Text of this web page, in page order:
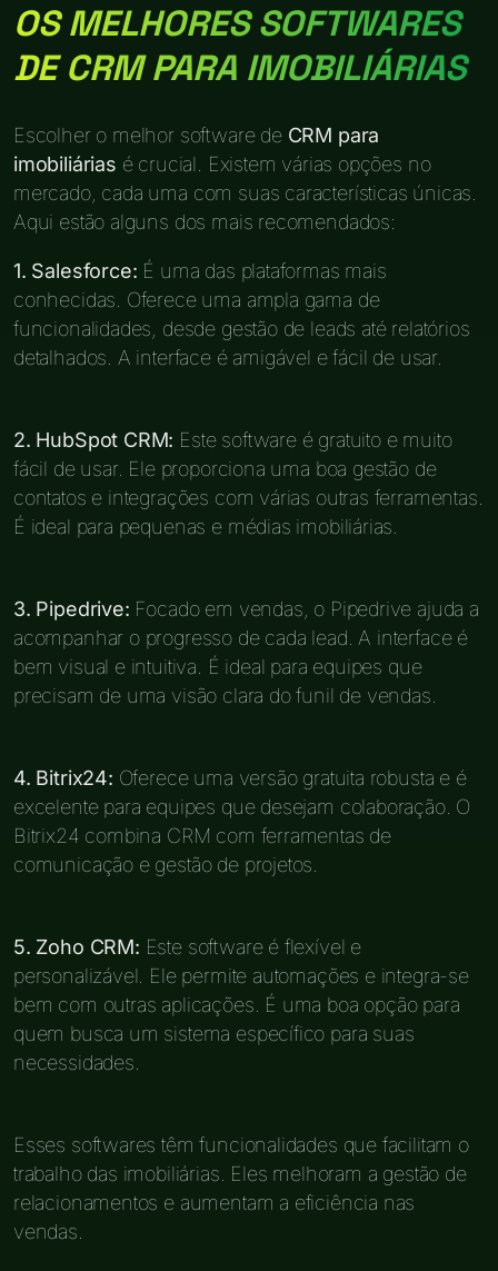
OS MELHORES SOFTWARES
DE CRM PARA IMOBILIÁRIAS
Escolher o melhor software de CRM para
imobiliárias é crucial. Existem várias opções no
mercado, cada uma com suas características únicas.
Aqui estão alguns dos mais recomendados:
1. Salesforce: É uma das plataformas mais
conhecidas. Oferece uma ampla gama de
funcionalidades, desde gestão de leads até relatórios
detalhados. A interface é amigável e fácil de usar.
2. HubSpot CRM: Este software é gratuito e muito
fácil de usar. Ele proporciona uma boa gestão de
contatos e integrações com várias outras ferramentas.
É ideal para pequenas e médias imobiliárias.
3. Pipedrive: Focado em vendas, o Pipedrive ajuda a
acompanhar o progresso de cada lead. A interface é
bem visual e intuitiva. É ideal para equipes que
precisam de uma visão clara do funil de vendas.
4. Bitrix24: Oferece uma versão gratuita robusta e é
excelente para equipes que desejam colaboração. O
Bitrix24 combina CRM com ferramentas de
comunicação e gestão de projetos.
5. Zoho CRM: Este software é flexível e
personalizável. Ele permite automações e integra-se
bem com outras aplicações. É uma boa opção para
quem busca um sistema específico para suas
necessidades.
Esses softwares têm funcionalidades que facilitam o
trabalho das imobiliárias. Eles melhoram a gestão de
relacionamentos e aumentam a eficiência nas
vendas.